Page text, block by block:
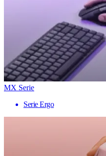
MX Serie
Serie Ergo